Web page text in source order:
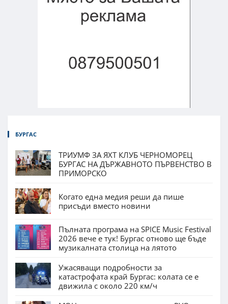
БУРГАС
ТРИУМФ ЗА ЯХТ КЛУБ ЧЕРНОМОРЕЦ
БУРГАС НА ДЪРЖАВНОТО ПЪРВЕНСТВО В
ПРИМОРСКО
Когато една медия реши да пише
присъди вместо новини
Пълната програма на SPICE Music Festival
2026 вече е тук! Бургас отново ще бъде
музикалната столица на лятото
Ужасяващи подробности за
катастрофата край Бургас: колата се е
движила с около 220 км/ч